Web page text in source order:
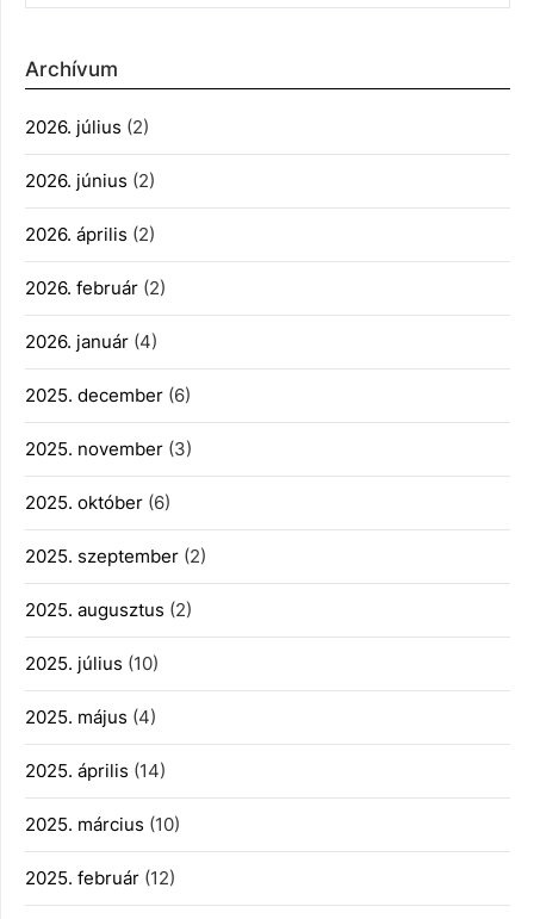
Archívum
2026. július (2)
2026. június (2)
2026. április (2)
2026. február (2)
2026. január (4)
2025. december (6)
2025. november (3)
2025. október (6)
2025. szeptember (2)
2025. augusztus (2)
2025. július (10)
2025. május (4)
2025. április (14)
2025. március (10)
2025. február (12)